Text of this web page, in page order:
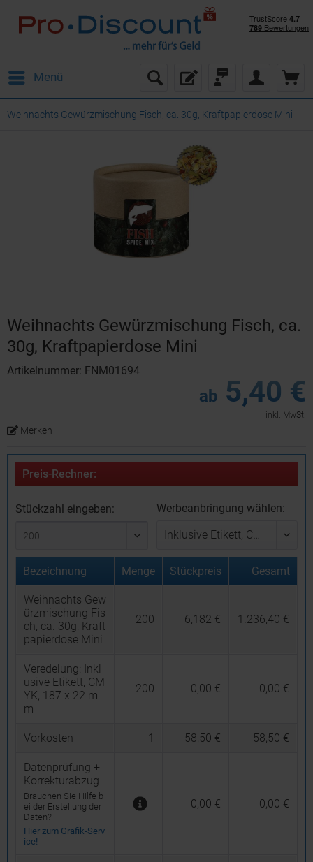
Menü
Weihnachts Gewürzmischung Fisch, ca. 30g, Kraftpapierdose Mini
Weihnachts Gewürzmischung Fisch, ca.
30g, Kraftpapierdose Mini
Artikelnummer: FNM01694
ab 5,40 €
inkl. MwSt.
Merken
Preis-Rechner:
Stückzahl eingeben: Werbeanbringung wählen:
Bezeichnung Menge Stückpreis Gesamt
Weihnachts Gew
ürzmischung Fis
ch, ca. 30g, Kraft
papierdose Mini
200 6,182 € 1.236,40 €
Veredelung: Inkl
usive Etikett, CM
YK, 187 x 22 m
m
200 0,00 € 0,00 €
Vorkosten 1 58,50 € 58,50 €
Datenprüfung +
Korrekturabzug
Brauchen Sie Hilfe b
ei der Erstellung der
Daten?
Hier zum Grafik-Serv
ice!
0,00 € 0,00 €